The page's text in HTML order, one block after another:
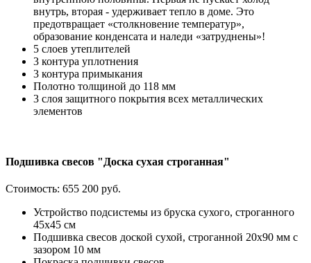
внутрь, вторая - удерживает тепло в доме. Это
предотвращает «столкновение температур»,
образование конденсата и наледи «затруднены»!
5 слоев утеплителей
3 контура уплотнения
3 контура примыкания
Полотно толщиной до 118 мм
3 слоя защитного покрытия всех металлических
элементов
Подшивка свесов "Доска сухая строганная"
Стоимость: 655 200 руб.
Устройство подсистемы из бруска сухого, строганного
45х45 см
Подшивка свесов доской сухой, строганной 20х90 мм с
зазором 10 мм